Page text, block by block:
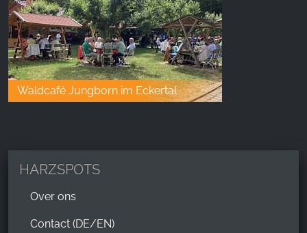
Waldcafé Jungborn im Eckertal
HARZSPOTS
Over ons
Contact (DE/EN)